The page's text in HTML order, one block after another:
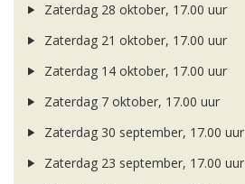
Zaterdag 28 oktober, 17.00 uur
Zaterdag 21 oktober, 17.00 uur
Zaterdag 14 oktober, 17.00 uur
Zaterdag 7 oktober, 17.00 uur
Zaterdag 30 september, 17.00 uur
Zaterdag 23 september, 17.00 uur